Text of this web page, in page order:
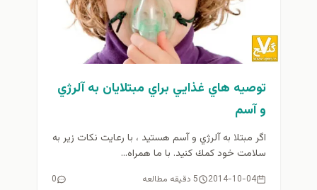
توصيه هاي غذايي براي مبتلايان به آلرژي
و آسم
اگر مبتلا به آلرژي و آسم هستيد ، با رعايت نكات زير به
سلامت خود كمك كنيد. با ما همراه...
2014-10-04 5 دقیقه مطالعه 0